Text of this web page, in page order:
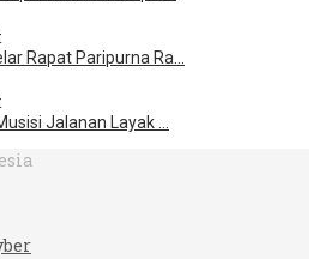
Rapat Paripurna Ra…
Jalanan Layak …